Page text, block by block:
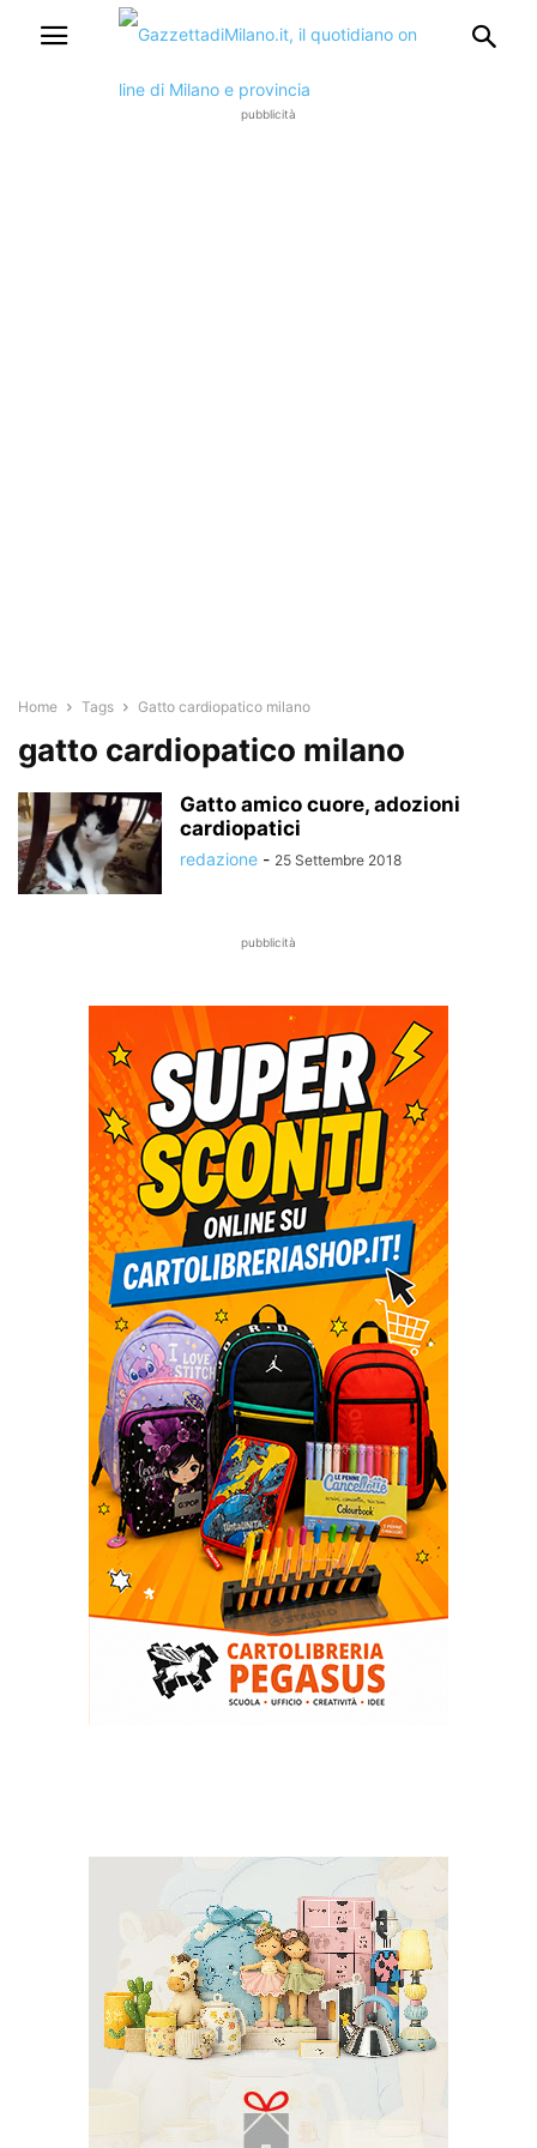
pubblicità
Home Tags Gatto cardiopatico milano
gatto cardiopatico milano
Gatto amico cuore, adozioni
cardiopatici
redazione - 25 Settembre 2018
pubblicità